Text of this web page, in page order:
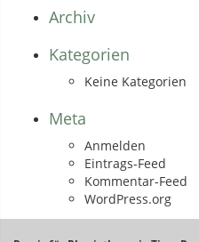
Archiv
Kategorien
Keine Kategorien
Meta
Anmelden
Eintrags-Feed
Kommentar-Feed
WordPress.org